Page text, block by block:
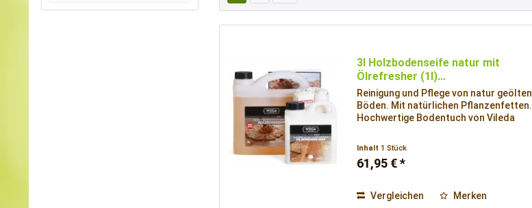
& mehr
3l Holzbodenseife natur mit
Ölrefresher (1l)...
Reinigung und Pflege von natur geölten
Böden. Mit natürlichen Pflanzenfetten.
Hochwertige Bodentuch von Vileda
Inhalt1 Stück
61,95 € *
Vergleichen Merken